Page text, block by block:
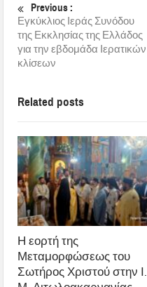
Previous :
Εγκύκλιος Ιεράς Συνόδου
της Εκκλησίας της Ελλάδος
για την εβδομάδα Ιερατικών
κλίσεων
Related posts
Η εορτή της
Μεταμορφώσεως του
Σωτήρος Χριστού στην Ι.